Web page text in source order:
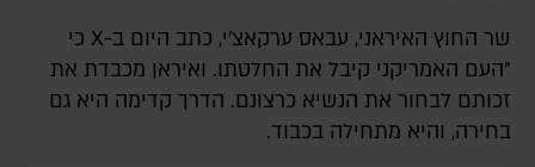
שר החוץ האיראני, עבאס ערקאצ'י, כתב היום ב-X כי
"העם האמריקני קיבל את החלטתו. ואיראן מכבדת את
זכותם לבחור את הנשיא כרצונם. הדרך קדימה היא גם
בחירה, והיא מתחילה בכבוד.